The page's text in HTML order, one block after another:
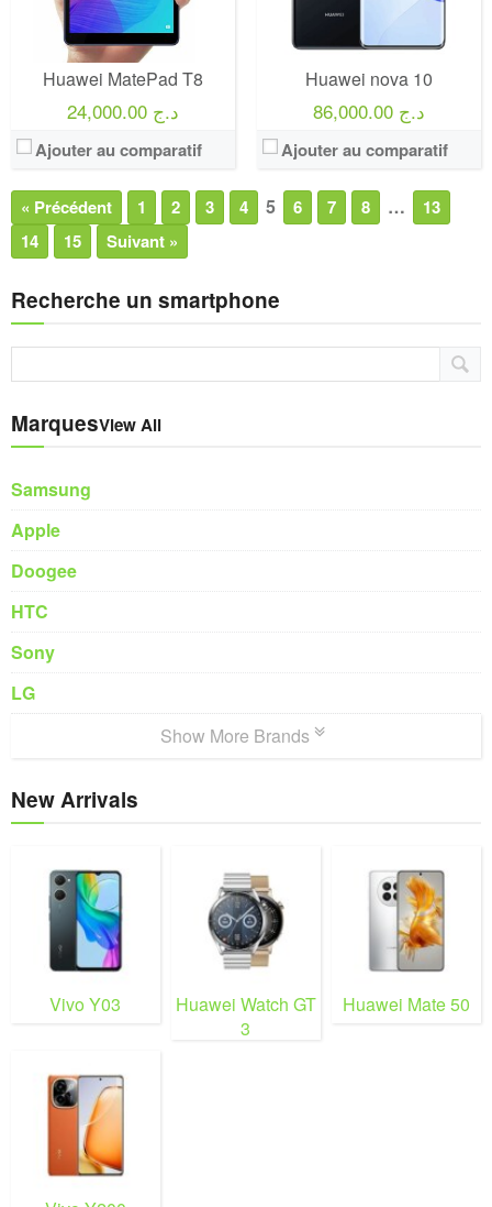
Huawei MatePad T8
24,000.00 د.ج
Ajouter au comparatif
Huawei nova 10
86,000.00 د.ج
Ajouter au comparatif
« Précédent 1 2 3 4 5 6 7 8 …
13
14
15 Suivant »
Recherche un smartphone
MarquesView All
Samsung
Apple
Doogee
HTC
Sony
LG
Show More Brands
New Arrivals
Vivo Y03
Huawei Watch GT
3
Huawei Mate 50